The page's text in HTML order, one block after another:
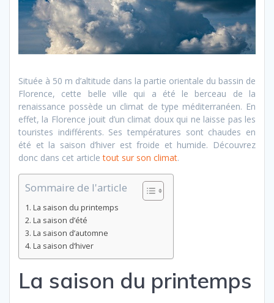
Située à 50 m d’altitude dans la partie orientale du bassin de
Florence, cette belle ville qui a été le berceau de la
renaissance possède un climat de type méditerranéen. En
effet, la Florence jouit d’un climat doux qui ne laisse pas les
touristes indifférents. Ses températures sont chaudes en
été et la saison d’hiver est froide et humide. Découvrez
donc dans cet articletout sur son climat.
Sommaire de l'article
La saison du printemps
La saison d’été
La saison d’automne
La saison d‘hiver
La saison du printemps